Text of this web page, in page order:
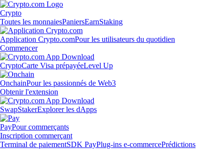
Crypto
Toutes les monnaiesPaniersEarnStaking
Application Crypto.comPour les utilisateurs du quotidien
Commencer
CryptoCarte Visa prépayéeLevel Up
OnchainPour les passionnés de Web3
Obtenir l'extension
SwapStakerExplorer les dApps
PayPour commerçants
Inscription commerçant
Terminal de paiementSDK PayPlug-ins e-commercePrédictions